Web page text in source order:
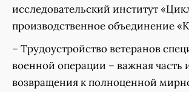
исследовательский институт
производственное объединение
– Трудоустройство ветеранов
военной операции – важная часть
возвращения к полноценной